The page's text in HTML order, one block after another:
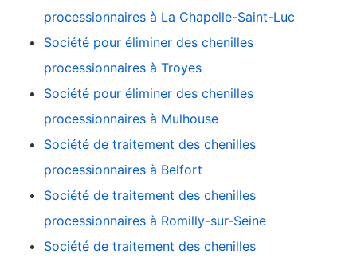
processionnaires à La Chapelle-Saint-Luc
Société pour éliminer des chenilles
processionnaires à Troyes
Société pour éliminer des chenilles
processionnaires à Mulhouse
Société de traitement des chenilles
processionnaires à Belfort
Société de traitement des chenilles
processionnaires à Romilly-sur-Seine
Société de traitement des chenilles